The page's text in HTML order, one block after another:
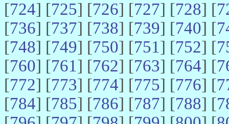
[724] [725] [726] [727] [728] [
[736] [737] [738] [739] [740] [
[748] [749] [750] [751] [752] [
[760] [761] [762] [763] [764] [
[772] [773] [774] [775] [776] [
[784] [785] [786] [787] [788] [